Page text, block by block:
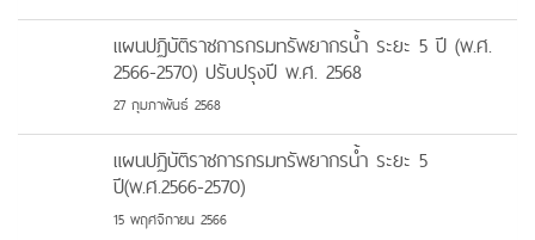
แผนปฏิบัติราชการกรมทรัพยากรน้ำ ระยะ 5 ปี (พ.ศ.
2566-2570) ปรับปรุงปี พ.ศ. 2568
27 กุมภาพันธ์ 2568
แผนปฏิบัติราชการกรมทรัพยากรน้ำ ระยะ 5
ปี(พ.ศ.2566-2570)
15 พฤศจิกายน 2566